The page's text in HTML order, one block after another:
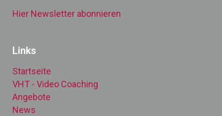
Hier Newsletter abonnieren
Links
Startseite
VHT - Video Coaching
Angebote
News